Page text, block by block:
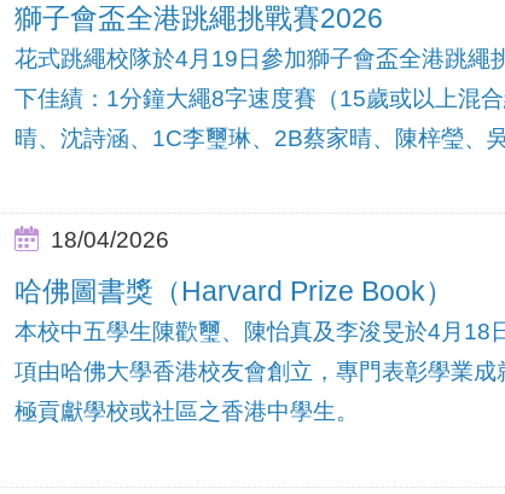
獅子會盃全港跳繩挑戰賽2026
花式跳繩校隊於4月19日參加獅子會盃全港跳繩
下佳績：1分鐘大繩8字速度賽（15歲或以上混
晴、沈詩涵、1C李璽琳、2B蔡家晴、陳梓瑩、
18/04/2026
哈佛圖書獎（Harvard Prize Book）
本校中五學生陳歡璽、陳怡真及李浚旻於4月18
項由哈佛大學香港校友會創立，專門表彰學業
極貢獻學校或社區之香港中學生。